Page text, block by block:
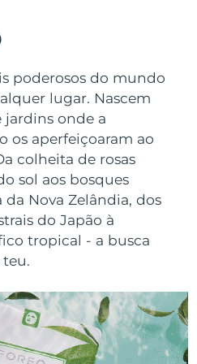
poderosos do mundo
lugar. Nascem
jardins onde a
os aperfeiçoaram ao
colheita de rosas
sol aos bosques
Nova Zelândia, dos
do Japão à
tropical - a busca
kit
Plus
heating
Men
aging massage
Lifting facial
kit
toning
go
toning on-the-go
eyes & lips
line smoothing device
and red light therapy
Cuidado oral
sonic toothbrush
silicone sonic toothbrush
Tratamentos LED
NEW
Entrega prevista8/12/26
Entrega prevista8/18/26
Entrega prevista
Entrega prevista
Entrega prevista8/16/26
Entrega prevista 8/16/26